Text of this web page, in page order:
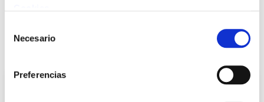
Necesario
Preferencias